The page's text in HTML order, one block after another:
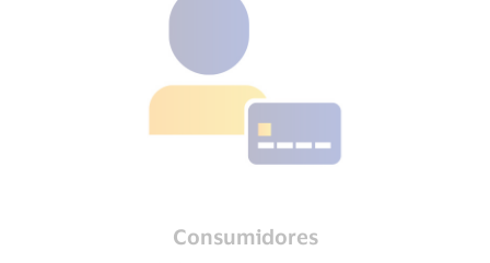
Consumidores